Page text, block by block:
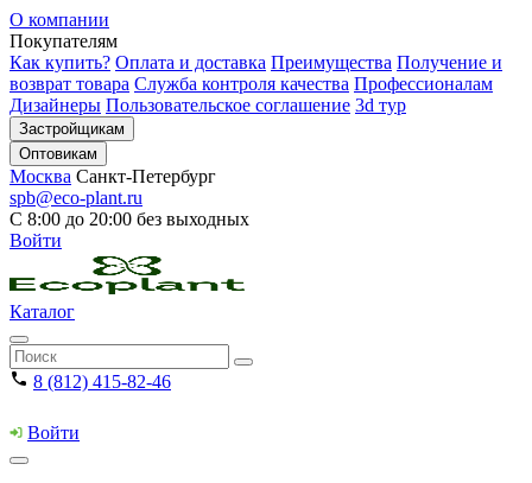
О компании
Покупателям
Как купить? Оплата и доставка Преимущества Получение и
возврат товара Служба контроля качества Профессионалам
Дизайнеры Пользовательское соглашение 3d тур
Застройщикам
Оптовикам
Москва Санкт-Петербург
spb@eco-plant.ru
С 8:00 до 20:00 без выходных
Войти
Каталог
8 (812) 415-82-46
Войти